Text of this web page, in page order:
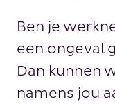
Ben je
een ongeval
Dan kunnen
namens jou